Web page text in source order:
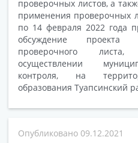
проверочных листов, а
применения проверочных
по 14 февраля 2022 года
обсуждение проекта
проверочного
осуществлении
контроля, на
образования Туапсинский
09.12.2021